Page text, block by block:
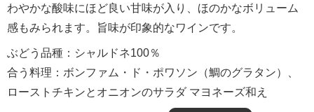
わやかな酸味にほど良い甘味が入り、ほのかなボリューム
感もみられます。旨味が印象的なワインです。
ぶどう品種：シャルドネ100％
合う料理：ボンファム・ド・ポワソン（鯛のグラタン）、
ローストチキンとオニオンのサラダ マヨネーズ和え